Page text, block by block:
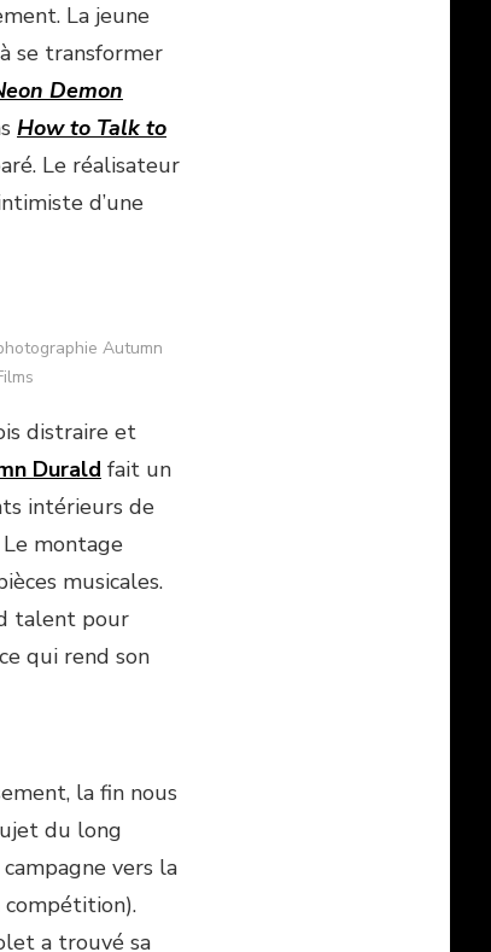
La jeune
se transformer
Demon
How to Talk to
Le réalisateur
d’une
Autumn
distraire et
Durald fait un
intérieurs de
montage
musicales.
talent pour
qui rend son
la fin nous
du long
vers la
a trouvé sa